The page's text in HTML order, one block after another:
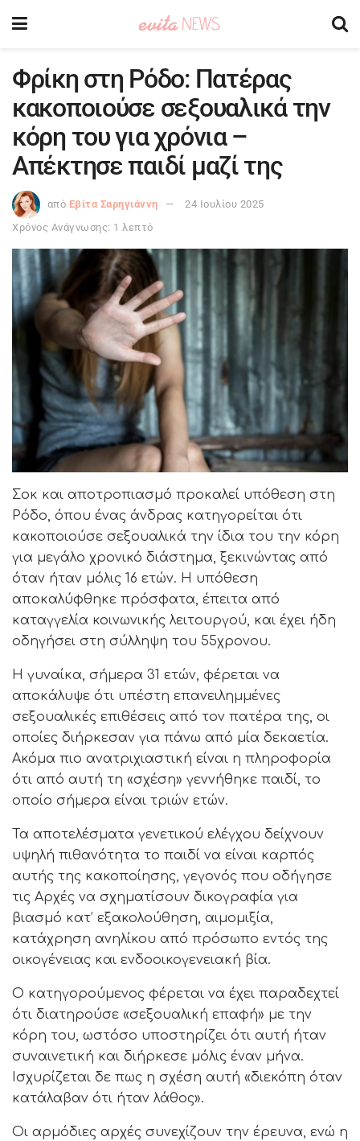
Φρίκη στη Ρόδο: Πατέρας
κακοποιούσε σεξουαλικά την
κόρη του για χρόνια –
Απέκτησε παιδί μαζί της
από Εβίτα Σαρηγιάννη
24 Ιουλίου 2025
Χρόνος Ανάγνωσης: 1 λεπτό
Σοκ και αποτροπιασμό προκαλεί υπόθεση στη
Ρόδο, όπου ένας άνδρας κατηγορείται ότι
κακοποιούσε σεξουαλικά την ίδια του την κόρη
για μεγάλο χρονικό διάστημα, ξεκινώντας από
όταν ήταν μόλις 16 ετών. Η υπόθεση
αποκαλύφθηκε πρόσφατα, έπειτα από
καταγγελία κοινωνικής λειτουργού, και έχει ήδη
οδηγήσει στη σύλληψη του 55χρονου.
Η γυναίκα, σήμερα 31 ετών, φέρεται να
αποκάλυψε ότι υπέστη επανειλημμένες
σεξουαλικές επιθέσεις από τον πατέρα της, οι
οποίες διήρκεσαν για πάνω από μία δεκαετία.
Ακόμα πιο ανατριχιαστική είναι η πληροφορία
ότι από αυτή τη «σχέση» γεννήθηκε παιδί, το
οποίο σήμερα είναι τριών ετών.
Τα αποτελέσματα γενετικού ελέγχου δείχνουν
υψηλή πιθανότητα το παιδί να είναι καρπός
αυτής της κακοποίησης, γεγονός που οδήγησε
τις Αρχές να σχηματίσουν δικογραφία για
βιασμό κατ’ εξακολούθηση, αιμομιξία,
κατάχρηση ανηλίκου από πρόσωπο εντός της
οικογένειας και ενδοοικογενειακή βία.
Ο κατηγορούμενος φέρεται να έχει παραδεχτεί
ότι διατηρούσε «σεξουαλική επαφή» με την
κόρη του, ωστόσο υποστηρίζει ότι αυτή ήταν
συναινετική και διήρκεσε μόλις έναν μήνα.
Ισχυρίζεται δε πως η σχέση αυτή «διεκόπη όταν
κατάλαβαν ότι ήταν λάθος».
Οι αρμόδιες αρχές συνεχίζουν την έρευνα, ενώ η